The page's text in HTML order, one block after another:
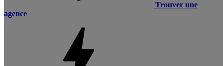
Trouver une
agence